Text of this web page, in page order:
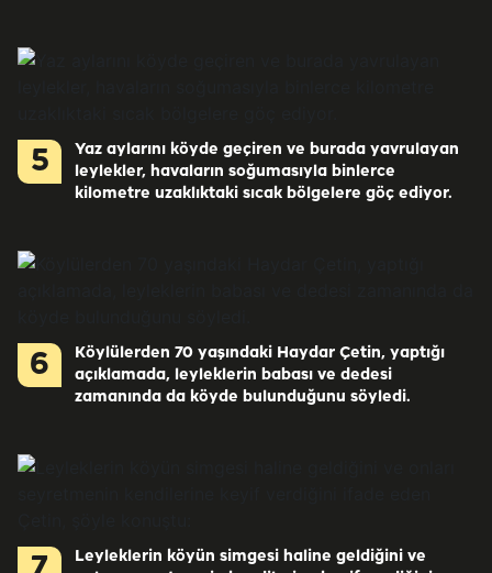
5
Yaz aylarını köyde geçiren ve burada yavrulayan
leylekler, havaların soğumasıyla binlerce
kilometre uzaklıktaki sıcak bölgelere göç ediyor.
6
Köylülerden 70 yaşındaki Haydar Çetin, yaptığı
açıklamada, leyleklerin babası ve dedesi
zamanında da köyde bulunduğunu söyledi.
Leyleklerin köyün simgesi haline geldiğini ve